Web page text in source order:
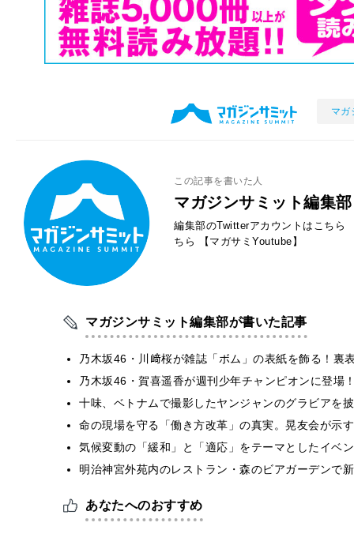
マガ
この記事を書いた人
マガジンサミット編集部
編集部のTwitterアカウントはこちら
ちら
【マガサミYoutube】
マガジンサミット編集部が書いた記事
乃木坂46・川﨑桜が雑誌「ボム」の表紙を飾る！裏
乃木坂46・賀喜遥香が週刊少年チャンピオンに登
十味、ベトナムで撮影したヤンジャンのグラビアを
命の現場を守る「働き方改革」の真実。晃友会が示
気候変動の「緩和」と「適応」をテーマとしたイベ
明治神宮外苑内のレストラン・森のビアガーデンで
あなたへのおすすめ